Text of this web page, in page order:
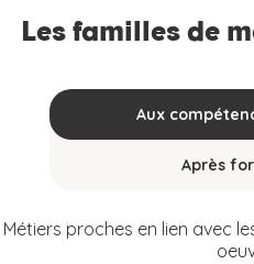
Les familles de
Aux
Après
Métiers proches en lien avec